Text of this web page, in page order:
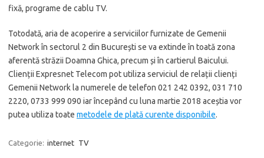
fixă, programe de cablu TV.
Totodată, aria de acoperire a serviciilor furnizate de Gemenii
Network în sectorul 2 din București se va extinde în toată zona
aferentă străzii Doamna Ghica, precum și în cartierul Baicului.
Clienții Expresnet Telecom pot utiliza serviciul de relații clienți
Gemenii Network la numerele de telefon 021 242 0392, 031 710
2220, 0733 999 090 iar începând cu luna martie 2018 aceștia vor
putea utiliza toate metodele de plată curente disponibile.
Categorie: internet TV